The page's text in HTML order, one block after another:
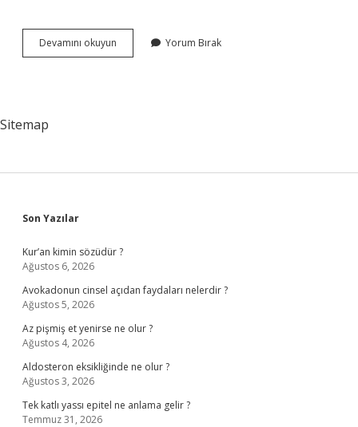
Devamını okuyun
Hükümsüzlük
Yorum Bırak
Sitemap
Sidebar
Son Yazılar
Kur’an kimin sözüdür ?
Ağustos 6, 2026
Avokadonun cinsel açıdan faydaları nelerdir ?
Ağustos 5, 2026
Az pişmiş et yenirse ne olur ?
Ağustos 4, 2026
Aldosteron eksikliğinde ne olur ?
Ağustos 3, 2026
Tek katlı yassı epitel ne anlama gelir ?
Temmuz 31, 2026